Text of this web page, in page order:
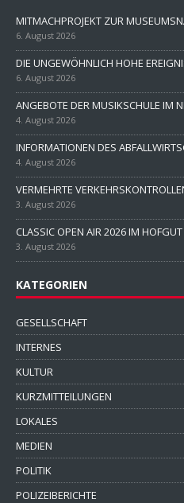
MITMACHPROJEKT ZUR
6. August 2026
DIE UNGEWÖHNLICH HOHE
6. August 2026
ANGEBOTE DER MUSIKSCHULE IM
4. August 2026
INFORMATIONEN DES
4. August 2026
VERMEHRTE
3. August 2026
CLASSIC OPEN AIR 2026 IM HOFGUT
3. August 2026
KATEGORIEN
GESELLSCHAFT
INTERNES
KULTUR
KURZMITTEILUNGEN
LOKALES
MEDIEN
POLITIK
POLIZEIBERICHTE